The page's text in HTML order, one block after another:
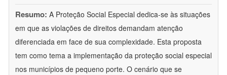
Resumo: A Proteção Social Especial dedica-se às situações
em que as violações de direitos demandam atenção
diferenciada em face de sua complexidade. Esta proposta
tem como tema a implementação da proteção social especial
nos municípios de pequeno porte. O cenário que se